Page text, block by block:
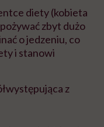
diety (kobieta
zbyt dużo
o jedzeniu, co
i stanowi
z